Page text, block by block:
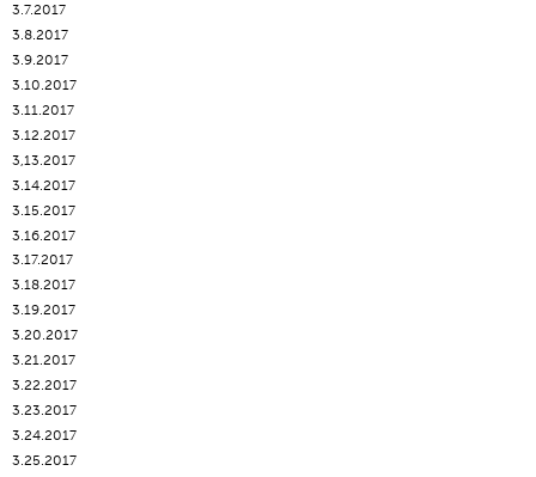
3.7.2017
3.8.2017
3.9.2017
3.10.2017
3.11.2017
3.12.2017
3,13.2017
3.14.2017
3.15.2017
3.16.2017
3.17.2017
3.18.2017
3.19.2017
3.20.2017
3.21.2017
3.22.2017
3.23.2017
3.24.2017
3.25.2017